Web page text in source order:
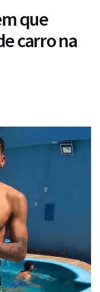
que
carro na